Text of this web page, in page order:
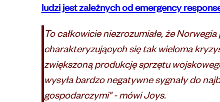
ludzi jest zależnych od emergency
To całkowicie niezrozumiałe, że
charakteryzujących się tak wieloma
zwiększoną produkcję sprzętu
wysyła bardzo negatywne sygnały do
gospodarczymi" - mówi Joys.